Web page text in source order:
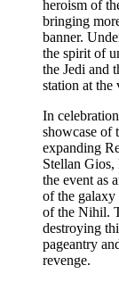
heroism of
bringing
banner.
the spirit of
the Jedi and
station at the
In
showcase of
expanding
Stellan
the event as
of the galaxy
of the Nihil.
destroying
pageantry
revenge.